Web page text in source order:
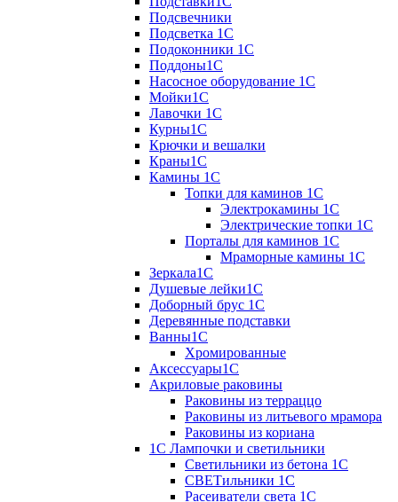
Подсвечники
Подсветка 1С
Подоконники 1С
Поддоны1С
Насосное оборудование 1С
Мойки1С
Лавочки 1С
Курны1С
Крючки и вешалки
Краны1С
Камины 1C
Топки для каминов 1C
Электрокамины 1С
Электрические топки 1C
Порталы для каминов 1С
Мраморные камины 1C
Зеркала1С
Душевые лейки1С
Доборный брус 1С
Деревянные подставки
Ванны1С
Хромированные
Аксессуары1С
Акриловые раковины
Раковины из терраццо
Раковины из литьевого мрамора
Раковины из кориана
1С Лампочки и светильники
Светильники из бетона 1С
СВЕТильники 1С
Расеиватели света 1С